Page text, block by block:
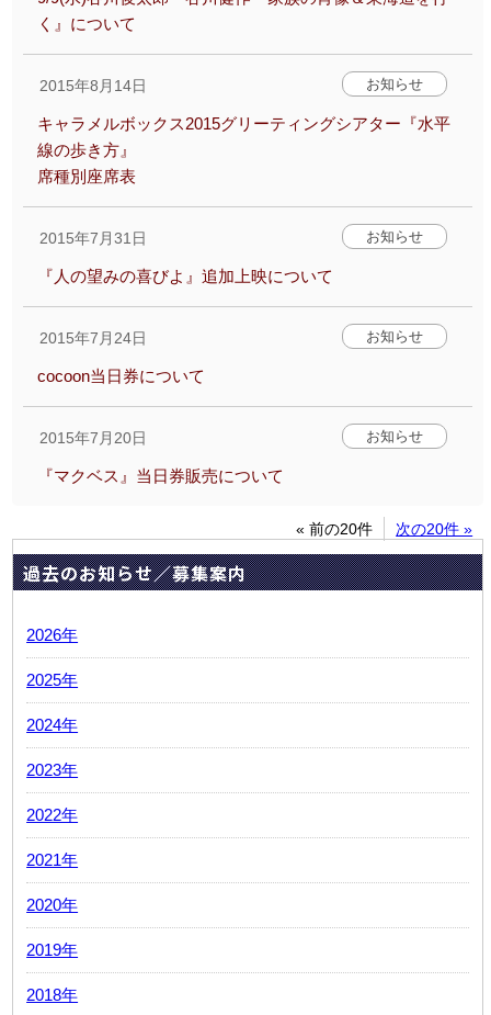
く』について
2015年8月14日 お知らせ
キャラメルボックス2015グリーティングシアター『水平
線の歩き方』
席種別座席表
2015年7月31日 お知らせ
『人の望みの喜びよ』追加上映について
2015年7月24日 お知らせ
cocoon当日券について
2015年7月20日 お知らせ
『マクベス』当日券販売について
« 前の20件 次の20件 »
過去のお知らせ／募集案内
2026年
2025年
2024年
2023年
2022年
2021年
2020年
2019年
2018年